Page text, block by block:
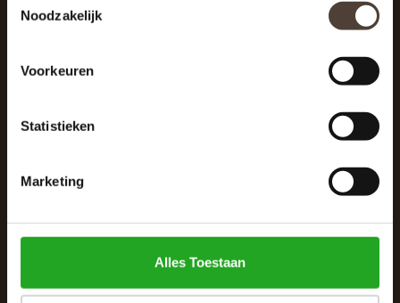
Noodzakelijk
Voorkeuren
Statistieken
Marketing
Alles Toestaan
INFORMATIE
Over ons
Algemene voorwaarden